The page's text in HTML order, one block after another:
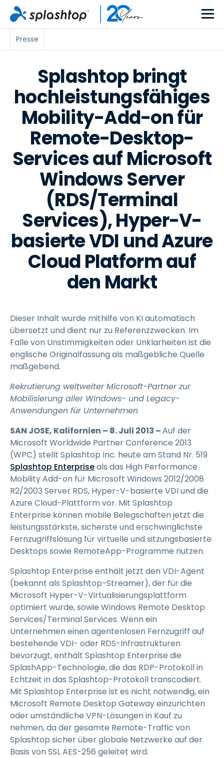
Presse
Splashtop bringt
hochleistungsfähiges
Mobility-Add-on für
Remote-Desktop-
Services auf Microsoft
Windows Server
(RDS/Terminal
Services), Hyper-V-
basierte VDI und Azure
Cloud Platform auf
den Markt
Dieser Inhalt wurde mithilfe von KI automatisch
übersetzt und dient nur zu Referenzzwecken. Im
Falle von Unstimmigkeiten oder Unklarheiten ist die
englische Originalfassung als maßgebliche Quelle
maßgebend.
Rekrutierung weltweiter Microsoft-Partner zur
Mobilisierung aller Windows- und Legacy-
Anwendungen für Unternehmen
SAN JOSE, Kalifornien – 8. Juli 2013 –Auf der
Microsoft Worldwide Partner Conference 2013
(WPC) stellt Splashtop Inc. heute am Stand Nr. 519
Splashtop Enterpriseals das High Performance
Mobility Add-on für Microsoft Windows 2012/2008
R2/2003 Server RDS, Hyper-V-basierte VDI und die
Azure Cloud-Plattform vor. Mit Splashtop
Enterprise können mobile Belegschaften jetzt die
leistungsstärkste, sicherste und erschwinglichste
Fernzugriffslösung für virtuelle und sitzungsbasierte
Desktops sowie RemoteApp-Programme nutzen.
Splashtop Enterprise enthält jetzt den VDI-Agent
(bekannt als Splashtop-Streamer), der für die
Microsoft Hyper-V-Virtualisierungsplattform
optimiert wurde, sowie Windows Remote Desktop
Services/Terminal Services. Wenn ein
Unternehmen einen agentenlosen Fernzugriff auf
bestehende VDI- oder RDS-Infrastrukturen
bevorzugt, enthält Splashtop Enterprise die
SplashApp-Technologie, die das RDP-Protokoll in
Echtzeit in das Splashtop-Protokoll transcodiert.
Mit Splashtop Enterprise ist es nicht notwendig, ein
Microsoft Remote Desktop Gateway einzurichten
oder umständliche VPN-Lösungen in Kauf zu
nehmen, da der gesamte Remote-Traffic von
Splashtop sicher über globale Netzwerke auf der
Basis von SSL AES-256 geleitet wird.